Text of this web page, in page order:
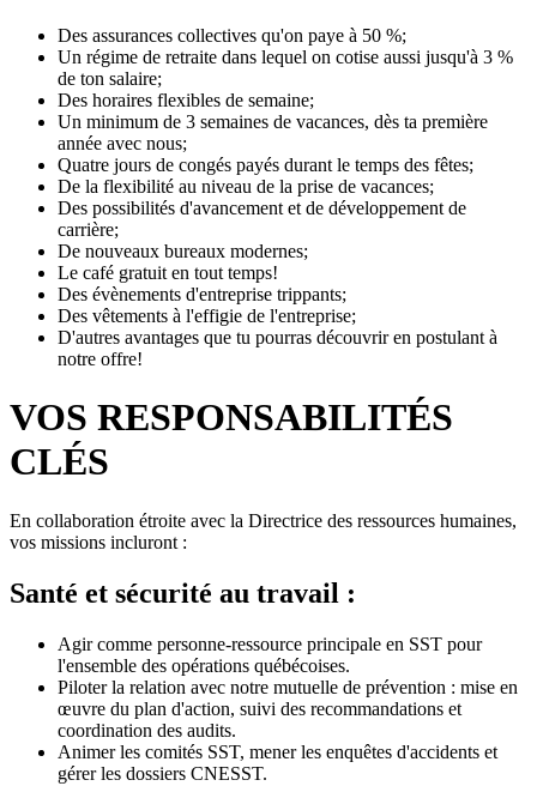
Des assurances collectives qu'on paye à 50 %;
Un régime de retraite dans lequel on cotise aussi jusqu'à 3 %
de ton salaire;
Des horaires flexibles de semaine;
Un minimum de 3 semaines de vacances, dès ta première
année avec nous;
Quatre jours de congés payés durant le temps des fêtes;
De la flexibilité au niveau de la prise de vacances;
Des possibilités d'avancement et de développement de
carrière;
De nouveaux bureaux modernes;
Le café gratuit en tout temps!
Des évènements d'entreprise trippants;
Des vêtements à l'effigie de l'entreprise;
D'autres avantages que tu pourras découvrir en postulant à
notre offre!
VOS RESPONSABILITÉS
CLÉS
En collaboration étroite avec la Directrice des ressources humaines,
vos missions incluront :
Santé et sécurité au travail :
Agir comme personne-ressource principale en SST pour
l'ensemble des opérations québécoises.
Piloter la relation avec notre mutuelle de prévention : mise en
œuvre du plan d'action, suivi des recommandations et
coordination des audits.
Animer les comités SST, mener les enquêtes d'accidents et
gérer les dossiers CNESST.